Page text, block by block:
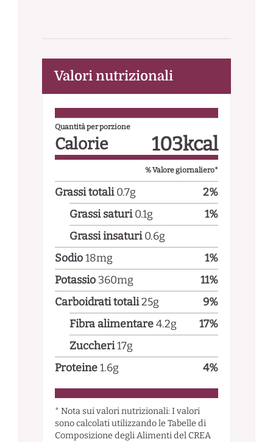
Valori nutrizionali
Quantità per porzione
Calorie 103kcal
% Valore giornaliero*
Grassi totali 0.7g 2%
Grassi saturi 0.1g 1%
Grassi insaturi 0.6g
Sodio18mg 1%
Potassio 360mg 11%
Carboidrati totali25g 9%
Fibra alimentare4.2g 17%
Zuccheri17g
Proteine1.6g 4%
* Nota sui valori nutrizionali: I valori
sono calcolati utilizzando le Tabelle di
Composizione degli Alimenti del CREA